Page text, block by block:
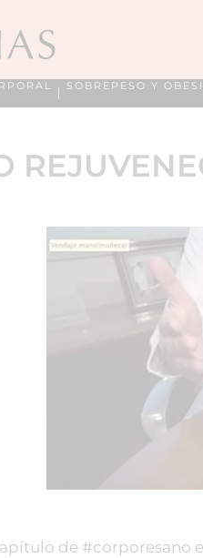
SOBREPESO Y
de #corporesano